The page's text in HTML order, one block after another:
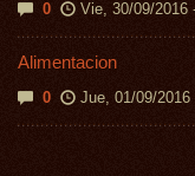
0 Vie, 30/09/2016
Alimentacion
0 Jue, 01/09/2016